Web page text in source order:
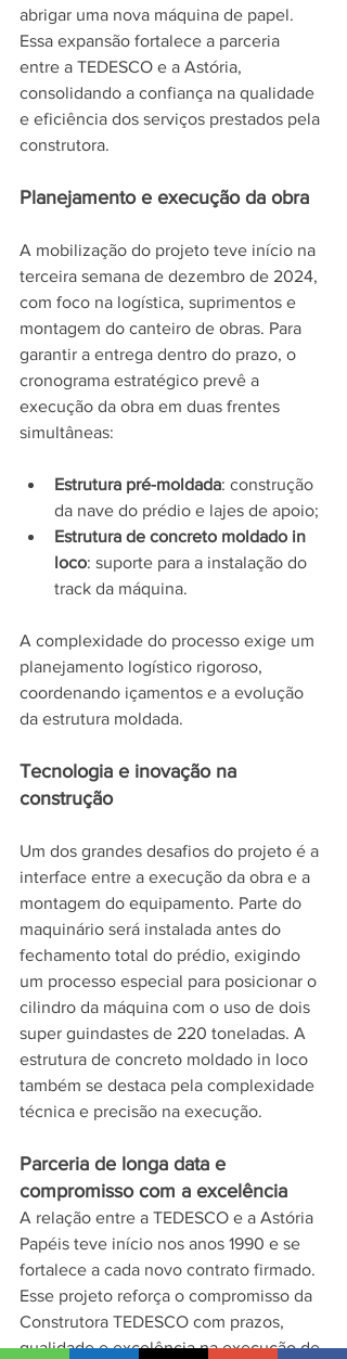
abrigar uma nova máquina de papel.
Essa expansão fortalece a parceria
entre a TEDESCO e a Astória,
consolidando a confiança na qualidade
e eficiência dos serviços prestados pela
construtora.
Planejamento e execução da obra
A mobilização do projeto teve início na
terceira semana de dezembro de 2024,
com foco na logística, suprimentos e
montagem do canteiro de obras. Para
garantir a entrega dentro do prazo, o
cronograma estratégico prevê a
execução da obra em duas frentes
simultâneas:
Estrutura pré-moldada: construção
da nave do prédio e lajes de apoio;
Estrutura de concreto moldado in
loco: suporte para a instalação do
track da máquina.
A complexidade do processo exige um
planejamento logístico rigoroso,
coordenando içamentos e a evolução
da estrutura moldada.
Tecnologia e inovação na
construção
Um dos grandes desafios do projeto é a
interface entre a execução da obra e a
montagem do equipamento. Parte do
maquinário será instalada antes do
fechamento total do prédio, exigindo
um processo especial para posicionar o
cilindro da máquina com o uso de dois
super guindastes de 220 toneladas. A
estrutura de concreto moldado in loco
também se destaca pela complexidade
técnica e precisão na execução.
Parceria de longa data e
compromisso com a excelência
A relação entre a TEDESCO e a Astória
Papéis teve início nos anos 1990 e se
fortalece a cada novo contrato firmado.
Esse projeto reforça o compromisso da
Construtora TEDESCO com prazos,
qualidade e excelência na execução de